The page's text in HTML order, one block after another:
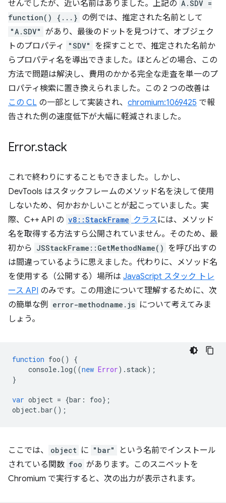
せんでしたが、近い名前はありました。上記の A.SDV =
function() {...} の例では、推定された名前として
"A.SDV" があり、最後のドットを見つけて、オブジェク
トのプロパティ
"SDV"
を探すことで、推定された名前か
らプロパティ名を導出できました。ほとんどの場合、この
方法で問題は解決し、費用のかかる完全な走査を単一のプ
ロパティ検索に置き換えられました。この 2 つの改善は
この CL の一部として実装され、 chromium:1069425 で報
告された例の速度低下が大幅に軽減されました。
Error.stack
これで終わりにすることもできました。しかし、
DevTools はスタックフレームのメソッド名を決して使用
しないため、何かおかしいことが起こっていました。実
際、C++ API の v8::StackFrame クラスには、メソッド
名を取得する方法すら公開されていません。そのため、最
初から JSStackFrame::GetMethodName() を呼び出すの
は間違っているように思えました。代わりに、メソッド名
を使用する（公開する）場所は JavaScript スタック トレ
ース API のみです。この用途について理解するために、次
の簡単な例
error-methodname.js について考えてみま
しょう。
function foo()
{
console. log((new Error). stack);
}
var object = {bar : foo};
object .bar();
ここでは、 object に "bar"
という名前でインストール
されている関数 foo があります。このスニペットを
Chromium で実行すると、次の出力が表示されます。